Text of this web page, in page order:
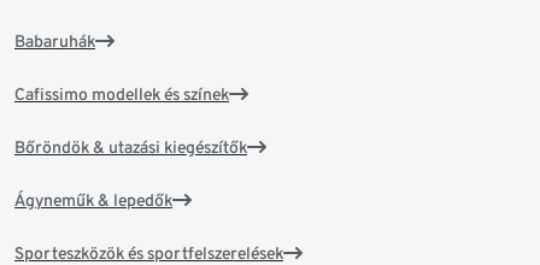
Babaruhák
Cafissimo modellek és színek
Bőröndök & utazási kiegészítők
Ágyneműk & lepedők
Sporteszközök és sportfelszerelések